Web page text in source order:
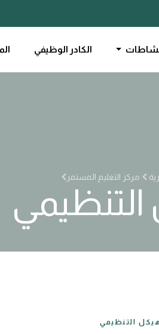
الكادر الوظيفي
مركز التعليم المستمر
التنظيمي
التنظيمي